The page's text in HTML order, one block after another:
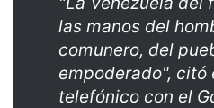
las manos del
comunero, del
empoderado", citó
telefónico con el